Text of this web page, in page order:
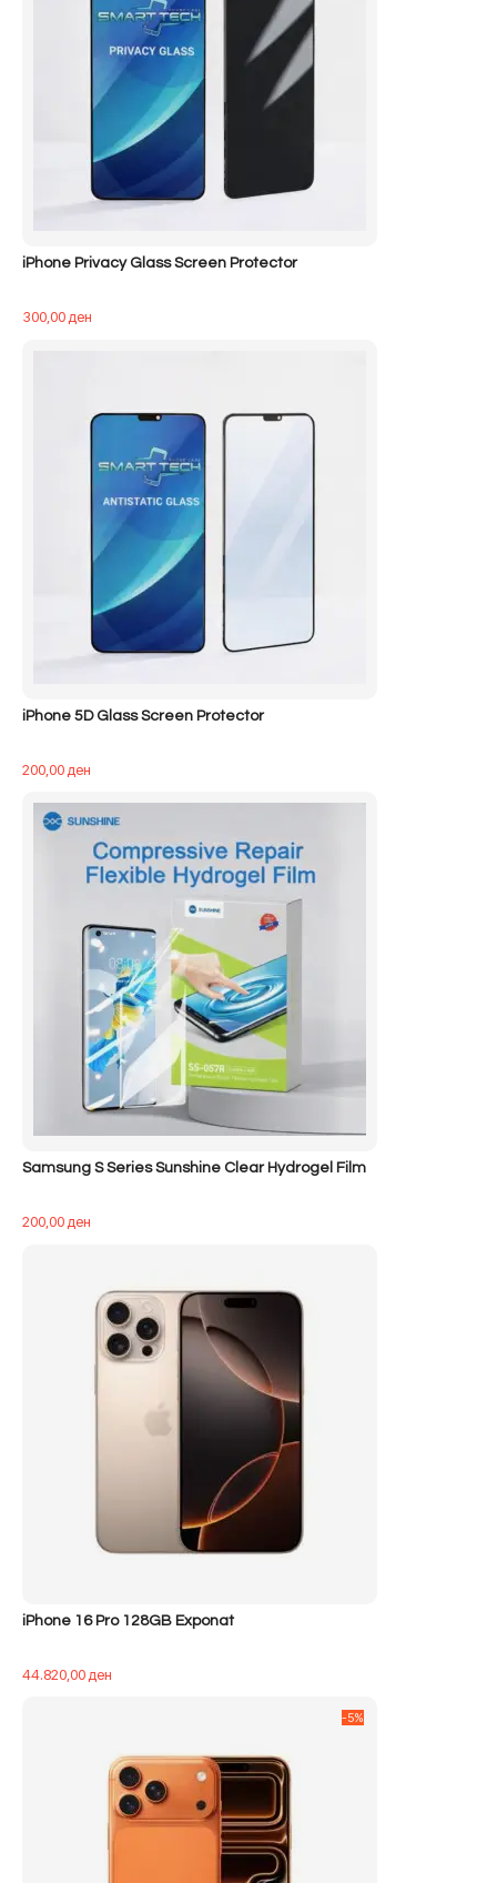
iPhone Privacy Glass Screen Protector
300,00ден
iPhone 5D Glass Screen Protector
200,00ден
Samsung S Series Sunshine Clear Hydrogel Film
200,00ден
iPhone 16 Pro 128GB Exponat
44.820,00ден
-5%